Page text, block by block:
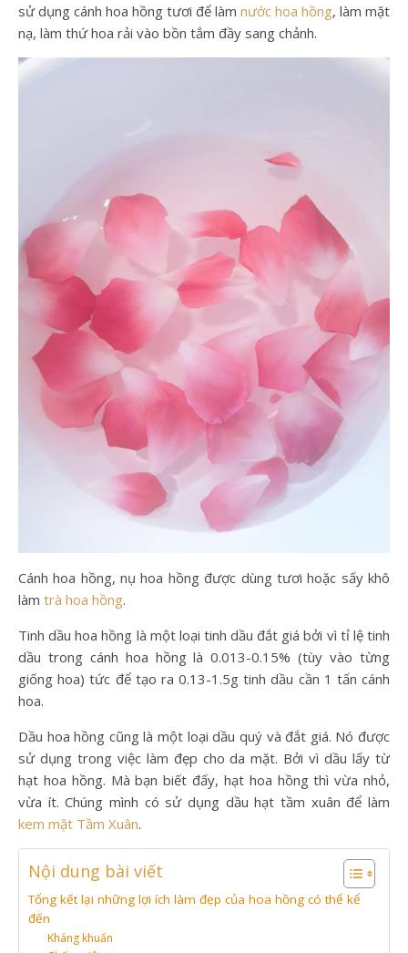
sử dụng cánh hoa hồng tươi để làm nước hoa hồng, làm mặt
nạ, làm thứ hoa rải vào bồn tắm đầy sang chảnh.
Cánh hoa hồng, nụ hoa hồng được dùng tươi hoặc sấy khô
làm trà hoa hồng.
Tinh dầu hoa hồng là một loại tinh dầu đắt giá bởi vì tỉ lệ tinh
dầu trong cánh hoa hồng là 0.013-0.15% (tùy vào từng
giống hoa) tức để tạo ra 0.13-1.5g tinh dầu cần 1 tấn cánh
hoa.
Dầu hoa hồng cũng là một loại dầu quý và đắt giá. Nó được
sử dụng trong việc làm đẹp cho da mặt. Bởi vì dầu lấy từ
hạt hoa hồng. Mà bạn biết đấy, hạt hoa hồng thì vừa nhỏ,
vừa ít. Chúng mình có sử dụng dầu hạt tầm xuân để làm
kem mặt Tầm Xuân.
Nội dung bài viết
Tổng kết lại những lợi ích làm đẹp của hoa hồng có thể kể
đến
Kháng khuẩn